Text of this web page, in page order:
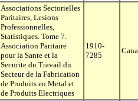
Associations Sectorielles
Paritaires, Lesions
Professionnelles,
Statistiques. Tome 7.
Association Paritaire
pour la Sante et la
Securite du Travail du
Secteur de la Fabrication
de Produits en Metal et
de Produits Electriques
1910-
7285